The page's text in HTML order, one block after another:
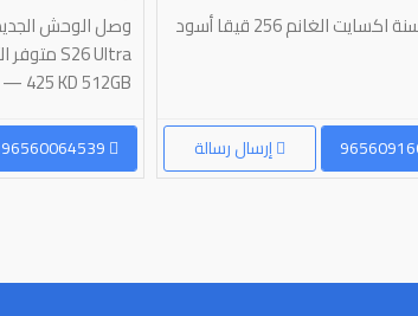
الغانم 256 قيقا أسود
إرسال رسالة
— 425 KD 512GB —...